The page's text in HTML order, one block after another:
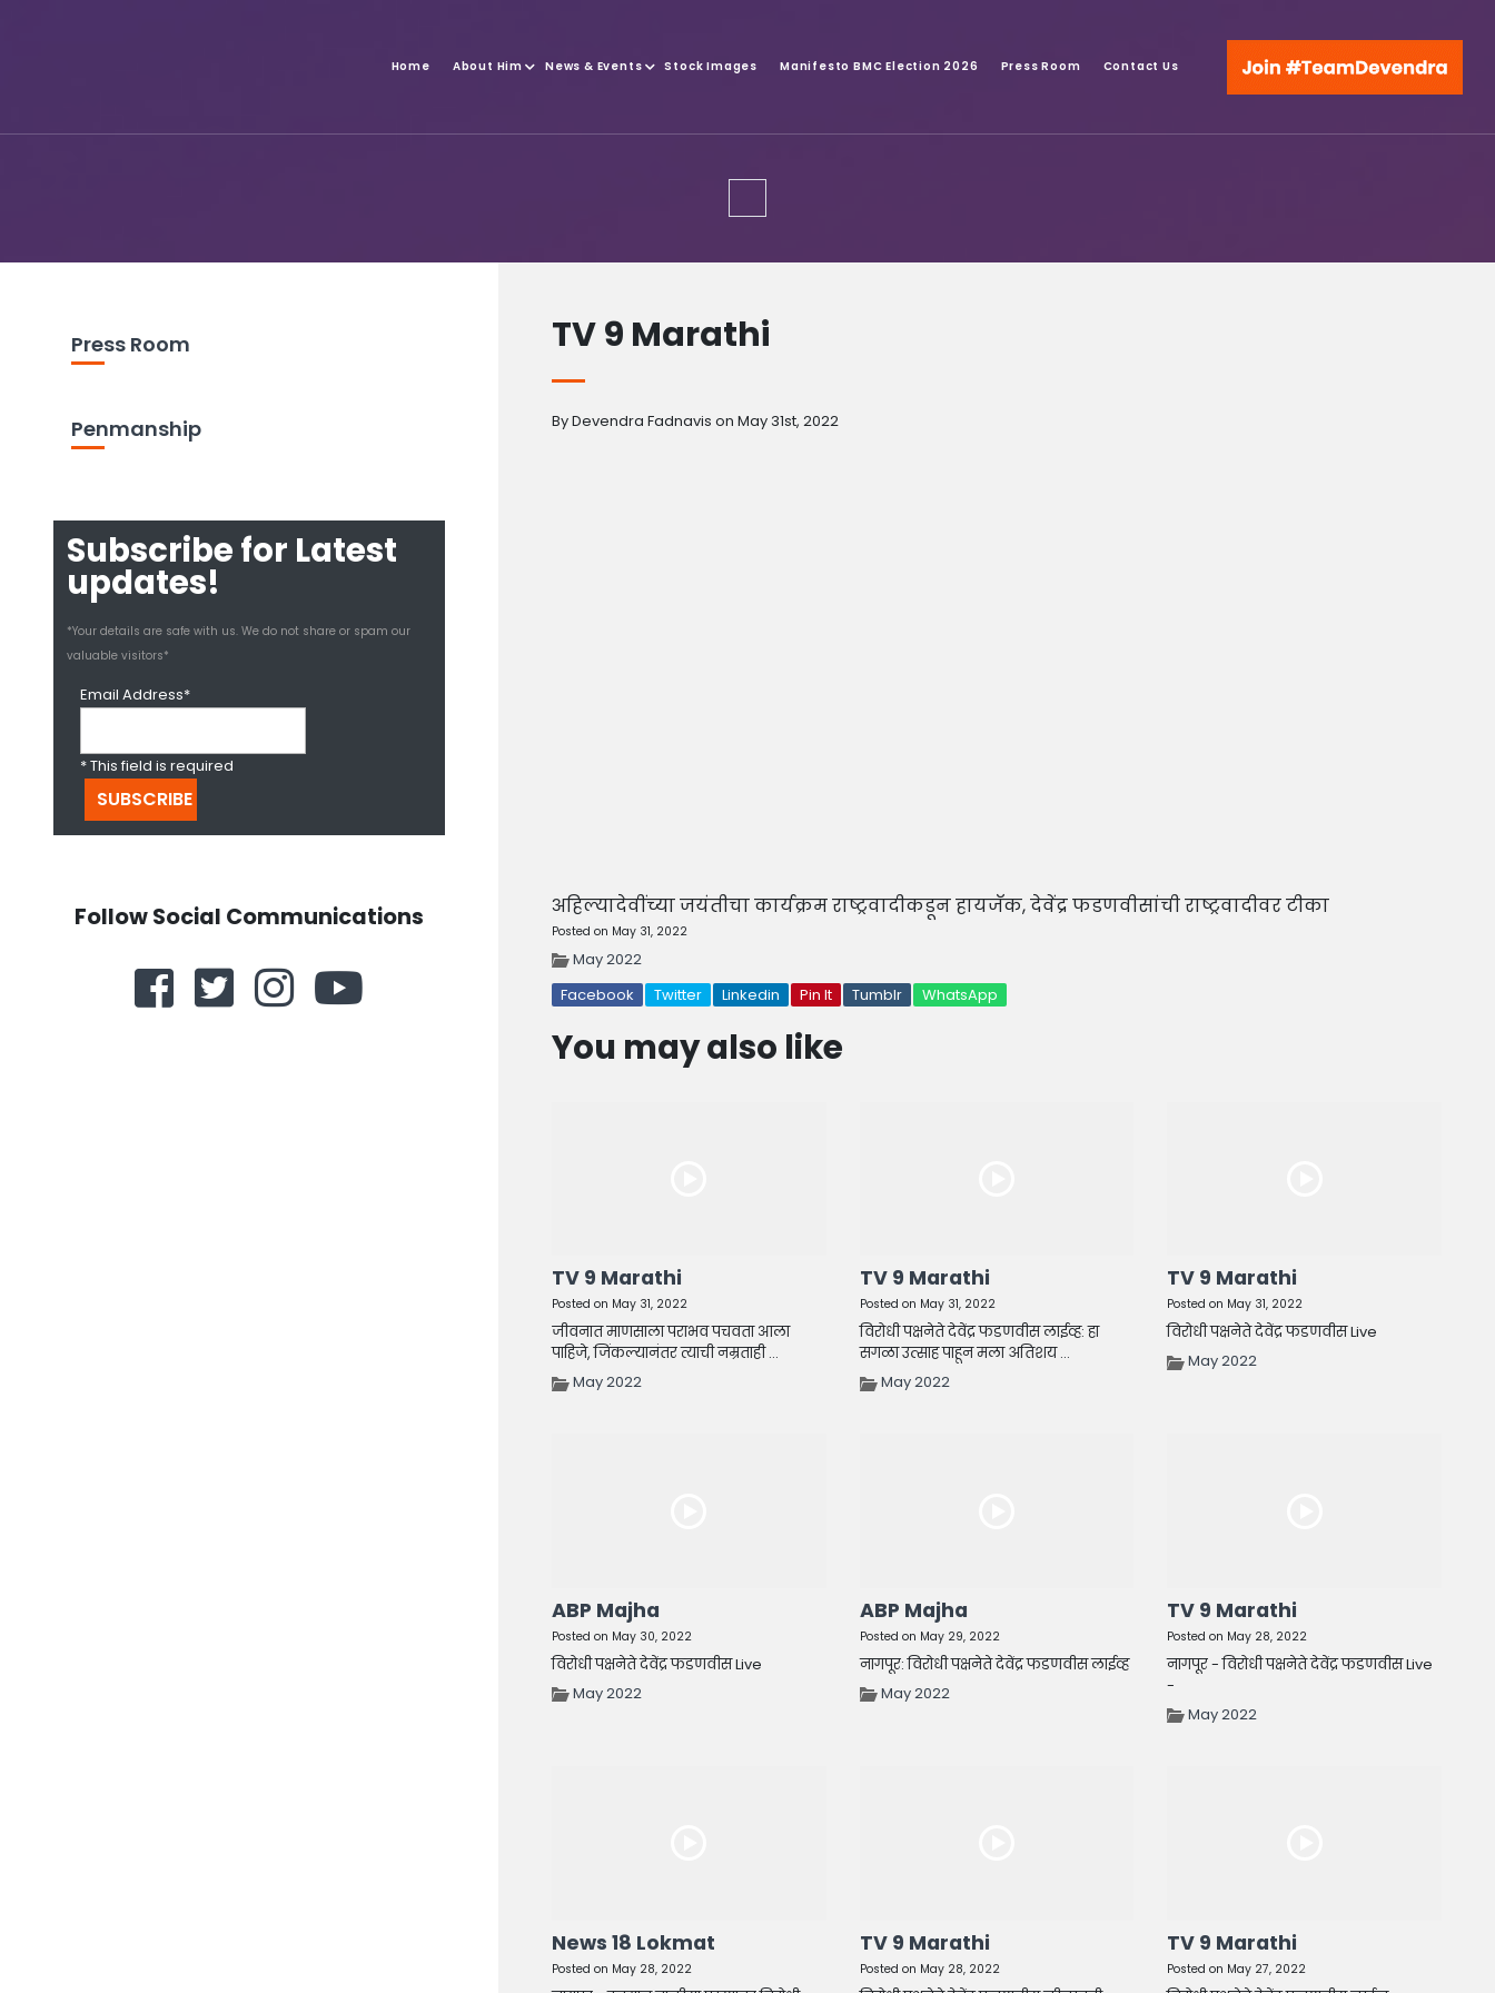
Home About Him News & Events Stock Images Manifesto BMC Election 2026 Press Room Contact Us
Press Room
Penmanship
Subscribe for Latest
updates!
*Your details are safe with us. We do not share or spam our
valuable visitors*
Email Address*
* This field is required
Follow Social Communications
TV 9 Marathi
By Devendra Fadnavis on May 31st, 2022
अहिल्यादेवींच्या जयंतीचा कार्यक्रम राष्ट्रवादीकडून हायजॅक, देवेंद्र फडणवीसांची राष्ट्रवादीवर टीका
Posted on May 31, 2022
May 2022
Facebook
Twitter Linkedin Pin It Tumblr WhatsApp
You may also like
TV 9 Marathi
Posted on May 31, 2022
जीवनात माणसाला पराभव पचवता आला
पाहिजे, जिंकल्यानंतर त्याची नम्रताही ...
May 2022
TV 9 Marathi
Posted on May 31, 2022
विरोधी पक्षनेते देवेंद्र फडणवीस लाईव्ह: हा
सगळा उत्साह पाहून मला अतिशय ...
May 2022
TV 9 Marathi
Posted on May 31, 2022
विरोधी पक्षनेते देवेंद्र फडणवीस Live
May 2022
ABP Majha
Posted on May 30, 2022
विरोधी पक्षनेते देवेंद्र फडणवीस Live
May 2022
ABP Majha
Posted on May 29, 2022
नागपूर: विरोधी पक्षनेते देवेंद्र फडणवीस लाईव्ह
May 2022
TV 9 Marathi
Posted on May 28, 2022
नागपूर - विरोधी पक्षनेते देवेंद्र फडणवीस Live
-
May 2022
News 18 Lokmat
Posted on May 28, 2022
TV 9 Marathi
Posted on May 28, 2022
TV 9 Marathi
Posted on May 27, 2022